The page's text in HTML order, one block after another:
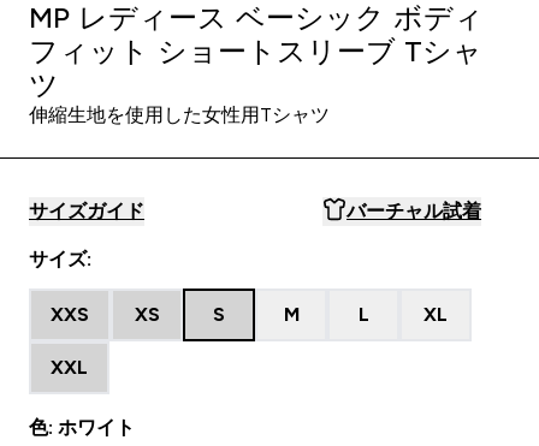
MP レディース ベーシック ボディ
フィット ショートスリーブ Tシャ
ツ
伸縮生地を使用した女性用Tシャツ
サイズガイド バーチャル試着
サイズ:
XXS XS S M L XL
XXL
色: ホワイト